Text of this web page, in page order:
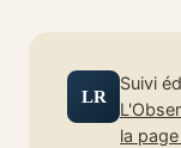
LR
Suivi
la